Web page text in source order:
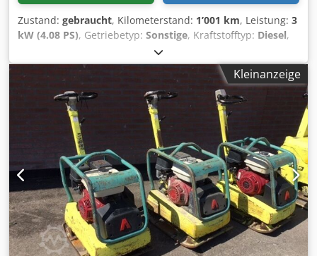
Zustand: gebraucht, Kilometerstand: 1’001 km, Leistung: 3
kW (4.08 PS), Getriebetyp: Sonstige, Kraftstofftyp: Diesel,
111 kg
Baujahr:2006, Fahrerkabine:Sonstige, Fahrzeugstandort:
Bovenden, Hatz Dieselmotor! ZUBEHÖRANGABEN OHNE
GEWÄHR, Änderungen, Zwischenverkauf und Irrtümer
vorbehalten! Crsdpfjxy Sw Sex Amgof - .
Kleinanzeige